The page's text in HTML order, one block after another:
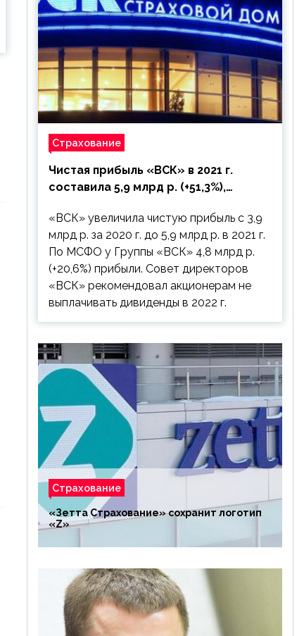
Страхование
Чистая прибыль «ВСК» в 2021 г.
составила 5,9 млрд р. (+51,3%),
выплачивать
«ВСК» увеличила чистую прибыль с 3,9
млрд р. за 2020 г. до 5,9 млрд р. в 2021 г.
По МСФО у Группы «ВСК» 4,8 млрд р.
(+20,6%) прибыли. Совет директоров
«ВСК» рекомендовал акционерам не
выплачивать дивиденды в 2022 г.
Страхование
«Зетта Страхование» сохранит логотип
«Z»